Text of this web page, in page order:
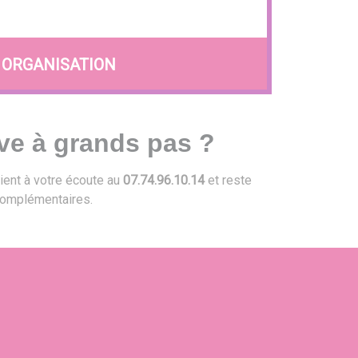
ORGANISATION
à grands pas ?
à votre écoute au 07.74.96.10.14et reste